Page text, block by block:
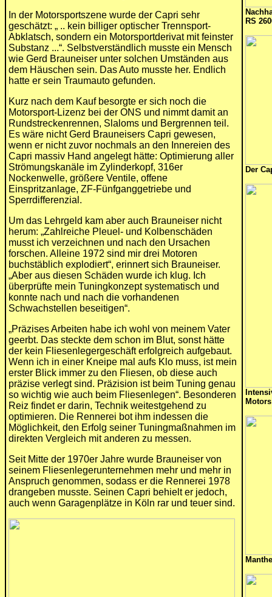
In der Motorsportszene wurde der Capri sehr
geschätzt: „ .. kein billiger optischer Trennsport-
Abklatsch, sondern ein Motorsportderivat mit feinster
Substanz ...“. Selbstverständlich musste ein Mensch
wie Gerd Brauneiser unter solchen Umständen aus
dem Häuschen sein. Das Auto musste her. Endlich
hatte er sein Traumauto gefunden.
Kurz nach dem Kauf besorgte er sich noch die
Motorsport-Lizenz bei der ONS und nimmt damit an
Rundstreckenrennen, Slaloms und Bergrennen teil.
Es wäre nicht Gerd Brauneisers Capri gewesen,
wenn er nicht zuvor nochmals an den Innereien des
Capri massiv Hand angelegt hätte: Optimierung aller
Strömungskanäle im Zylinderkopf, 316er
Nockenwelle, größere Ventile, offene
Einspritzanlage, ZF-Fünfganggetriebe und
Sperrdifferenzial.
Um das Lehrgeld kam aber auch Brauneiser nicht
herum: „Zahlreiche Pleuel- und Kolbenschäden
musst ich verzeichnen und nach den Ursachen
forschen. Alleine 1972 sind mir drei Motoren
buchstäblich explodiert“, erinnert sich Brauneiser.
„Aber aus diesen Schäden wurde ich klug. Ich
überprüfte mein Tuningkonzept systematisch und
konnte nach und nach die vorhandenen
Schwachstellen beseitigen“.
„Präzises Arbeiten habe ich wohl von meinem Vater
geerbt. Das steckte dem schon im Blut, sonst hätte
der kein Fliesenlegergeschäft erfolgreich aufgebaut.
Wenn ich in einer Kneipe mal aufs Klo muss, ist mein
erster Blick immer zu den Fliesen, ob diese auch
präzise verlegt sind. Präzision ist beim Tuning genau
so wichtig wie auch beim Fliesenlegen“. Besonderen
Reiz findet er darin, Technik weitestgehend zu
optimieren. Die Rennerei bot ihm indessen die
Möglichkeit, den Erfolg seiner Tuningmaßnahmen im
direkten Vergleich mit anderen zu messen.
Seit Mitte der 1970er Jahre wurde Brauneiser von
seinem Fliesenlegerunternehmen mehr und mehr in
Anspruch genommen, sodass er die Rennerei 1978
drangeben musste. Seinen Capri behielt er jedoch,
auch wenn Garagenplätze in Köln rar und teuer sind.
RS
Der